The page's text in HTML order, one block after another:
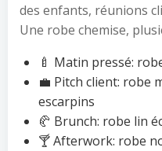
des enfants, réunions
Une robe chemise,
🍼 Matin pressé:
💼 Pitch client: robe
escarpins
🥐 Brunch: robe lin
🍸 Afterwork: robe